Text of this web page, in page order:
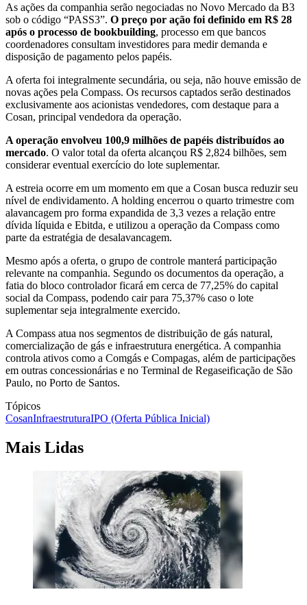
As ações da companhia serão negociadas no Novo Mercado da B3
sob o código “PASS3”. O preço por ação foi definido em R$ 28
após o processo de bookbuilding, processo em que bancos
coordenadores consultam investidores para medir demanda e
disposição de pagamento pelos papéis.
A oferta foi integralmente secundária, ou seja, não houve emissão de
novas ações pela Compass. Os recursos captados serão destinados
exclusivamente aos acionistas vendedores, com destaque para a
Cosan, principal vendedora da operação.
A operação envolveu 100,9 milhões de papéis distribuídos ao
mercado. O valor total da oferta alcançou R$ 2,824 bilhões, sem
considerar eventual exercício do lote suplementar.
A estreia ocorre em um momento em que a Cosan busca reduzir seu
nível de endividamento. A holding encerrou o quarto trimestre com
alavancagem pro forma expandida de 3,3 vezes a relação entre
dívida líquida e Ebitda, e utilizou a operação da Compass como
parte da estratégia de desalavancagem.
Mesmo após a oferta, o grupo de controle manterá participação
relevante na companhia. Segundo os documentos da operação, a
fatia do bloco controlador ficará em cerca de 77,25% do capital
social da Compass, podendo cair para 75,37% caso o lote
suplementar seja integralmente exercido.
A Compass atua nos segmentos de distribuição de gás natural,
comercialização de gás e infraestrutura energética. A companhia
controla ativos como a Comgás e Compagas, além de participações
em outras concessionárias e no Terminal de Regaseificação de São
Paulo, no Porto de Santos.
Tópicos
CosanInfraestruturaIPO (Oferta Pública Inicial)
Mais Lidas